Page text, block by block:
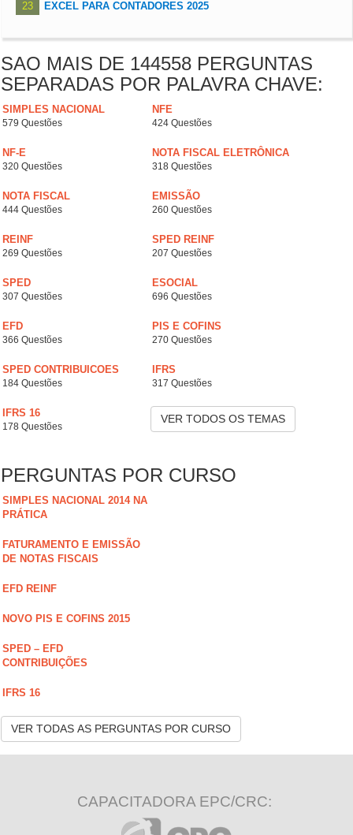
23 EXCEL PARA CONTADORES 2025
SAO MAIS DE 144558 PERGUNTAS
SEPARADAS POR PALAVRA CHAVE:
SIMPLES NACIONAL
579 Questões
NFE
424 Questões
NF-E
320 Questões
NOTA FISCAL ELETRÔNICA
318 Questões
NOTA FISCAL
444 Questões
EMISSÃO
260 Questões
REINF
269 Questões
SPED REINF
207 Questões
SPED
307 Questões
ESOCIAL
696 Questões
EFD
366 Questões
PIS E COFINS
270 Questões
SPED CONTRIBUICOES
184 Questões
IFRS
317 Questões
IFRS 16
178 Questões
VER TODOS OS TEMAS
PERGUNTAS POR CURSO
SIMPLES NACIONAL 2014 NA
PRÁTICA
FATURAMENTO E EMISSÃO
DE NOTAS FISCAIS
EFD REINF
NOVO PIS E COFINS 2015
SPED – EFD
CONTRIBUIÇÕES
IFRS 16
VER TODAS AS PERGUNTAS POR CURSO
CAPACITADORA EPC/CRC: